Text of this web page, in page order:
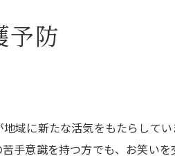
が元気に変わる理由
が元気になる秘密を解説
る笑いの健康効果とは
が高齢者に与える力
笑いによるポジティブ変化
予防
域に新たな活気をもたらして
手意識を持つ方でも、お笑い